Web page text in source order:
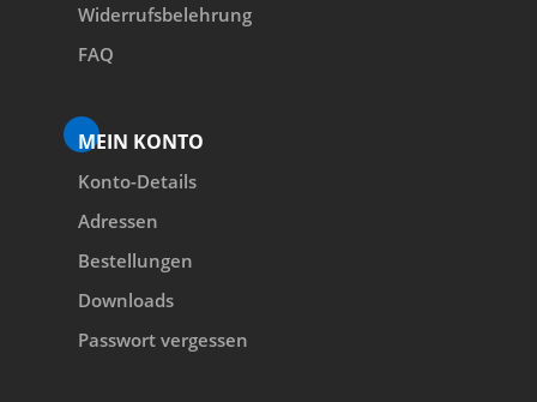
Widerrufsbelehrung
FAQ
MEIN KONTO
Konto-Details
Adressen
Bestellungen
Downloads
Passwort vergessen